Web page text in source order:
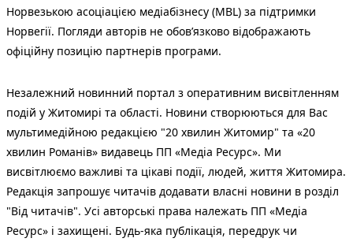
Норвезькою асоціацією медіабізнесу (MBL) за підтримки
Норвегії. Погляди авторів не обов’язково відображають
офіційну позицію партнерів програми.
Незалежний новинний портал з оперативним висвітленням
подій у Житомирі та області. Новини створюються для Вас
мультимедійною редакцією "20 хвилин Житомир" та «20
хвилин Романів» видавець ПП «Медіа Ресурс». Ми
висвітлюємо важливі та цікаві події, людей, життя Житомира.
Редакція запрошує читачів додавати власні новини в розділ
"Від читачів". Усі авторські права належать ПП «Медіа
Ресурс» і захищені. Будь-яка публiкацiя, передрук чи